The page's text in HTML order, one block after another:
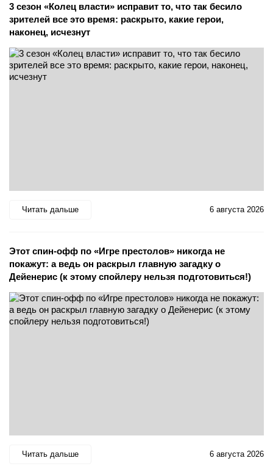
3 сезон «Колец власти» исправит то, что так бесило
зрителей все это время: раскрыто, какие герои,
наконец, исчезнут
Читать дальше 6 августа 2026
Этот спин-офф по «Игре престолов» никогда не
покажут: а ведь он раскрыл главную загадку о
Дейенерис (к этому спойлеру нельзя подготовиться!)
Читать дальше 6 августа 2026